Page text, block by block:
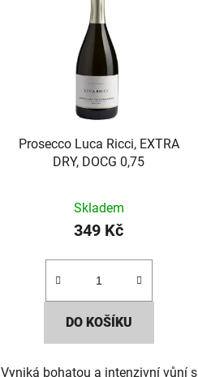
Prosecco Luca Ricci, EXTRA
DRY, DOCG 0,75
Skladem
349 Kč
DO KOŠÍKU
Vyniká bohatou a intenzivní vůní s